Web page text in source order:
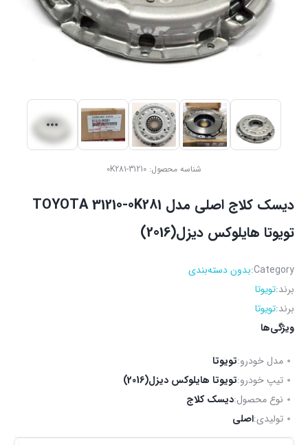
شناسه محصول: 31210-0K281
دیسک کلاج اصلی مدل TOYOTA 31210-0K281
تویوتا هایلوکس دیزل(2016)
Category: بدون دسته‌بندی
برند:تویوتا
برند:تویوتا
ویژگی‌ها
مدل خودرو:تویوتا
تیپ خودرو:تویوتا هایلوکس دیزل(2016)
نوع محصول:دیسک کلاج
تولیدی:اصلی